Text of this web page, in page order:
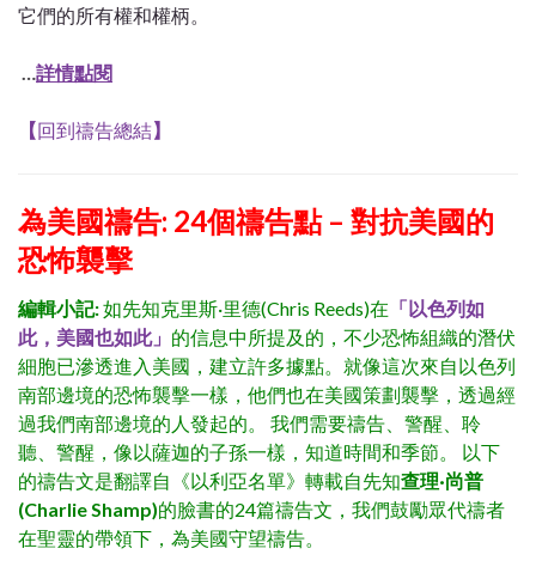
它們的所有權和權柄。
詳情點閱
【回到禱告總結】
為美國禱告: 24個禱告點 – 對抗美國的
恐怖襲擊
編輯小記:如先知克里斯·里德(Chris Reeds)在 「以色列如
此，美國也如此」 的信息中所提及的，不少恐怖組織的潛伏
細胞已滲透進入美國，建立許多據點。就像這次來自以色列
南部邊境的恐怖襲擊一樣，他們也在美國策劃襲擊，透過經
過我們南部邊境的人發起的。 我們需要禱告、警醒、聆
聽、警醒，像以薩迦的子孫一樣，知道時間和季節。 以下
的禱告文是翻譯自《以利亞名單》轉載自先知查理·尚普
(Charlie Shamp)的臉書的24篇禱告文，我們鼓勵眾代禱者
在聖靈的帶領下，為美國守望禱告。